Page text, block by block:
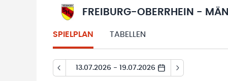
FREIBURG-OBERRHEIN -
SPIELPLAN TABELLEN
13.07.2026 - 19.07.2026